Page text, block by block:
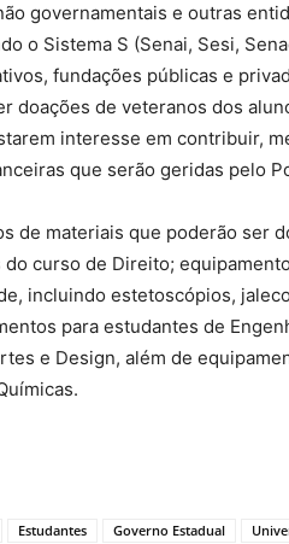
governamentais e outras
o Sistema S (Senai, Sesi,
fundações públicas e
doações de veteranos dos
interesse em contribuir,
que serão geridas pelo
de materiais que poderão ser
curso de Direito;
incluindo estetoscópios,
para estudantes de
e Design, além de
Estudantes Governo Estadual